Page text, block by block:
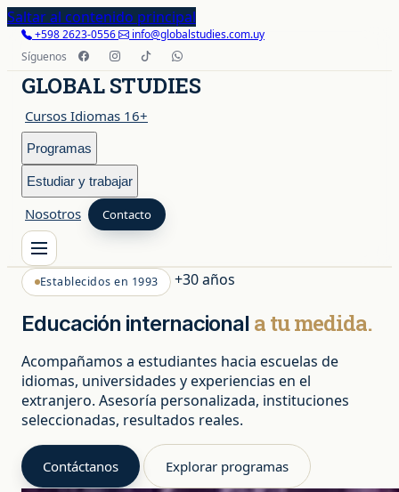
Saltar al contenido principal
+598 2623-0556
info@globalstudies.com.uy
Síguenos
GLOBAL STUDIES
Cursos Idiomas 16+
Programas
Estudiar y trabajar
Nosotros Contacto
Cursos Idiomas 16+
Programas
Establecidos en 1993 +30 años
Educación internacional a tu medida.
Acompañamos a estudiantes hacia escuelas de
idiomas, universidades y experiencias en el
extranjero. Asesoría personalizada, instituciones
seleccionadas, resultados reales.
Contáctanos Explorar programas